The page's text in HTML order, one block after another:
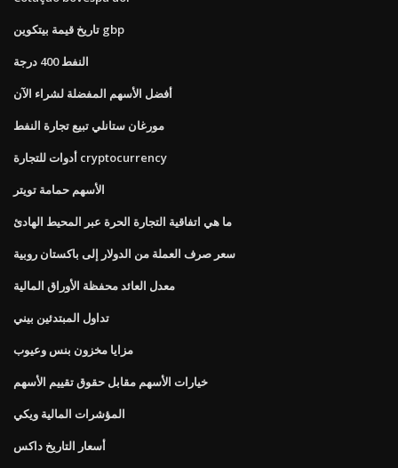
تاريخ قيمة بيتكوين gbp
النفط 400 درجة
أفضل الأسهم المفضلة لشراء الآن
مورغان ستانلي تبيع تجارة النفط
أدوات للتجارة cryptocurrency
الأسهم حمامة تويتر
ما هي اتفاقية التجارة الحرة عبر المحيط الهادئ
سعر صرف العملة من الدولار إلى باكستان روبية
معدل العائد محفظة الأوراق المالية
تداول المبتدئين بيني
مزايا مخزون بنس وعيوب
خيارات الأسهم مقابل حقوق تقييم الأسهم
المؤشرات المالية ويكي
أسعار التاريخ داكس